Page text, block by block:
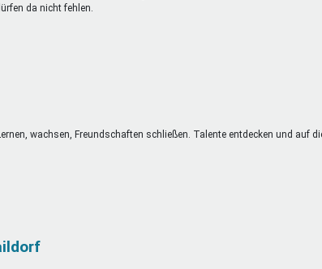
da nicht fehlen.
wachsen, Freundschaften schließen. Talente entdecken und auf